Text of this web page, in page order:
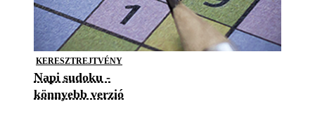
KERESZTREJTVÉNY
Napi sudoku -
könnyebb verzió